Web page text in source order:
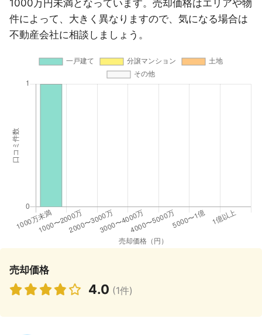
1000万円未満となっています。売却価格はエリアや物
件によって、大きく異なりますので、気になる場合は
不動産会社に相談しましょう。
売却価格
4.0 (1件)